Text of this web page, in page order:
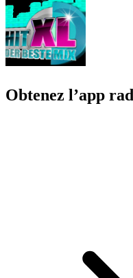
Obtenez l’app